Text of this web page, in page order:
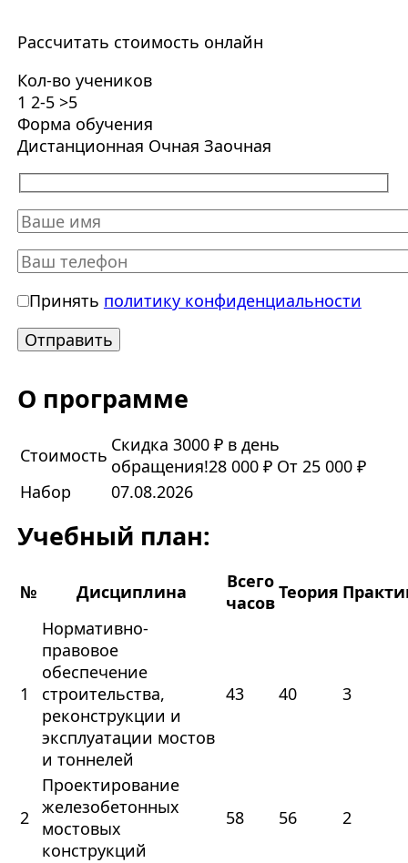
Рассчитать стоимость онлайн
Кол-во учеников
1 2-5 >5
Форма обучения
Дистанционная Очная Заочная
Принять политику конфиденциальности
О программе
Стоимость Скидка 3000 ₽ в день
обращения!28 000 ₽ От 25 000 ₽
Набор
07.08.2026
Учебный план:
№ Дисциплина
Всего
часовТеория
1
Нормативно-
правовое
обеспечение
строительства,
реконструкции и
эксплуатации мостов
и тоннелей
43 40 3
2
Проектирование
железобетонных
мостовых
конструкций
58 56 2